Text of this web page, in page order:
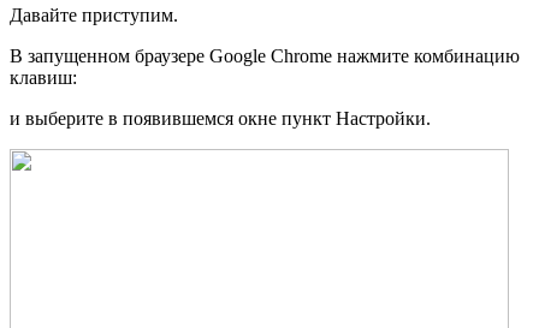
Давайте приступим.
В запущенном браузере Google Chrome нажмите комбинацию
клавиш:
и выберите в появившемся окне пункт Настройки.